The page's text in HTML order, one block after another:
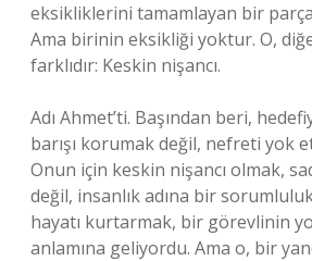
eksikliklerini tamamlayan bir
Ama birinin eksikliği yoktur. O,
farklıdır: Keskin nişancı.
Adı Ahmet’ti. Başından beri,
barışı korumak değil, nefreti yok
Onun için keskin nişancı olmak,
değil, insanlık adına bir
hayatı kurtarmak, bir görevlinin
anlamına geliyordu. Ama o, bir